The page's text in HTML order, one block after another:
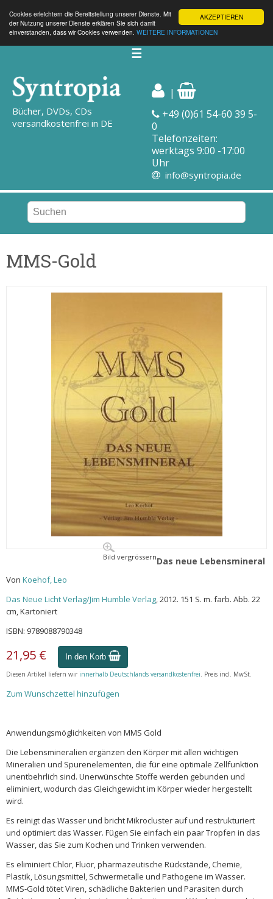
AKZEPTIEREN
Cookies erleichtern die Bereitstellung unserer Dienste. Mit
der Nutzung unserer Dienste erklären Sie sich damit
einverstanden, dass wir Cookies verwenden. WEITERE INFORMATIONEN
☰
Bücher, DVDs, CDs
versandkostenfrei in DE
|
+49 (0)61 54-60 39 5-
0
Telefonzeiten:
werktags 9:00 -17:00
Uhr
info@syntropia.de
MMS-Gold
Bild vergrössernDas neue Lebensmineral
Von Koehof, Leo
Das Neue Licht Verlag/Jim Humble Verlag, 2012. 151 S. m. farb. Abb. 22
cm, Kartoniert
ISBN: 9789088790348
21,95 € In den Korb
Diesen Artikel liefern wir innerhalb Deutschlands versandkostenfrei. Preis incl. MwSt.
Zum Wunschzettel hinzufügen
Anwendungsmöglichkeiten von MMS Gold
Die Lebensmineralien ergänzen den Körper mit allen wichtigen
Mineralien und Spurenelementen, die für eine optimale Zellfunktion
unentbehrlich sind. Unerwünschte Stoffe werden gebunden und
eliminiert, wodurch das Gleichgewicht im Körper wieder hergestellt
wird.
Es reinigt das Wasser und bricht Mikrocluster auf und restrukturiert
und optimiert das Wasser. Fügen Sie einfach ein paar Tropfen in das
Wasser, das Sie zum Kochen und Trinken verwenden.
Es eliminiert Chlor, Fluor, pharmazeutische Rückstände, Chemie,
Plastik, Lösungsmittel, Schwermetalle und Pathogene im Wasser.
MMS-Gold tötet Viren, schädliche Bakterien und Parasiten durch